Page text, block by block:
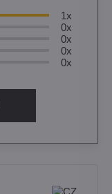
1x
0x
0x
0x
0x